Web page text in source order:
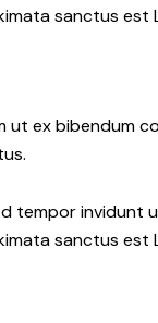
sanctus est
ex bibendum
sanctus est